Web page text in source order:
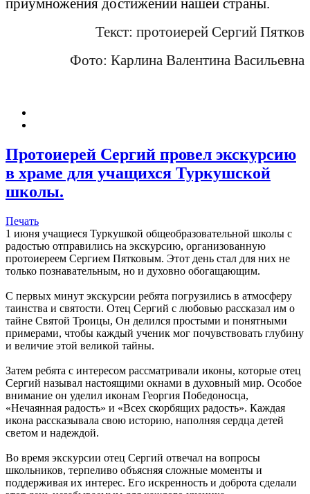
приумножения достижений нашей страны.
Текст: протоиерей Сергий Пятков
Фото: Карлина Валентина Васильевна
Протоиерей Сергий провел экскурсию
в храме для учащихся Туркушской
школы.
Печать
1 июня учащиеся Туркушкой общеобразовательной школы с
радостью отправились на экскурсию, организованную
протоиереем Сергием Пятковым. Этот день стал для них не
только познавательным, но и духовно обогащающим.
С первых минут экскурсии ребята погрузились в атмосферу
таинства и святости. Отец Сергий с любовью рассказал им о
тайне Святой Троицы, Он делился простыми и понятными
примерами, чтобы каждый ученик мог почувствовать глубину
и величие этой великой тайны.
Затем ребята с интересом рассматривали иконы, которые отец
Сергий называл настоящими окнами в духовный мир. Особое
внимание он уделил иконам Георгия Победоносца,
«Нечаянная радость» и «Всех скорбящих радость». Каждая
икона рассказывала свою историю, наполняя сердца детей
светом и надеждой.
Во время экскурсии отец Сергий отвечал на вопросы
школьников, терпеливо объясняя сложные моменты и
поддерживая их интерес. Его искренность и доброта сделали